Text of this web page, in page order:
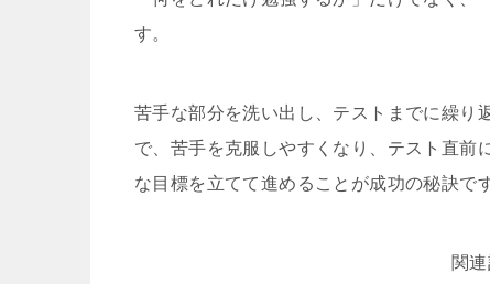
す。
苦手な部分を洗い出し、テストまでに繰り
で、苦手を克服しやすくなり、テスト直前
な目標を立てて進めることが成功の秘訣です
関連